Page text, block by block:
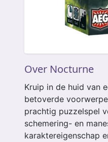
Over Nocturne
Kruip in de huid van
betoverde
prachtig puzzelspel
schemering- en
karaktereigenschap